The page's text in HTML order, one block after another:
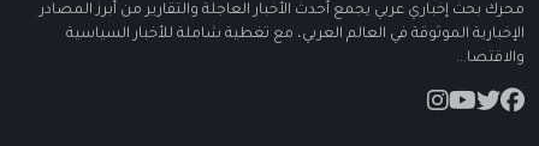
محرك بحث إخباري عربي يجمع أحدث الأخبار العاجلة والتقارير من أبرز المصادر
الإخبارية الموثوقة في العالم العربي، مع تغطية شاملة للأخبار السياسية
والاقتصا...